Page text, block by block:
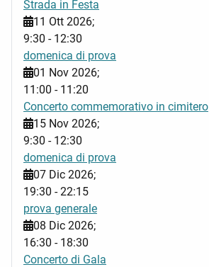
Strada in Festa
11 Ott 2026;
9:30 - 12:30
domenica di prova
01 Nov 2026;
11:00 - 11:20
Concerto commemorativo in cimitero
15 Nov 2026;
9:30 - 12:30
domenica di prova
07 Dic 2026;
19:30 -22:15
prova generale
08 Dic 2026;
16:30 - 18:30
Concerto di Gala